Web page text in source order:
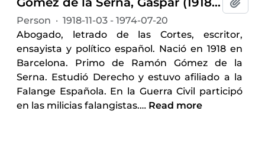
Person · 1918-11-03 - 1974-07-20
Abogado, letrado de las Cortes, escritor,
ensayista y político español. Nació en 1918 en
Barcelona. Primo de Ramón Gómez de la
Serna. Estudió Derecho y estuvo afiliado a la
Falange Española. En la Guerra Civil participó
en las milicias falangistas.… Read more